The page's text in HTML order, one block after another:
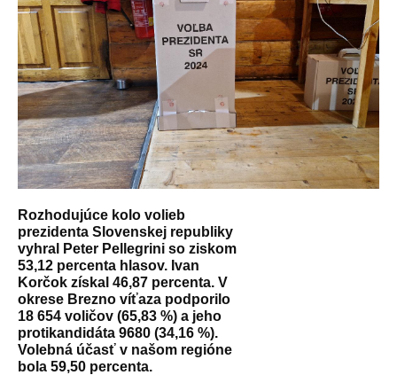
Rozhodujúce kolo volieb
prezidenta Slovenskej republiky
vyhral Peter Pellegrini so ziskom
53,12 percenta hlasov. Ivan
Korčok získal 46,87 percenta. V
okrese Brezno víťaza podporilo
18 654 voličov (65,83 %) a jeho
protikandidáta 9680 (34,16 %).
Volebná účasť v našom regióne
bola 59,50 percenta.